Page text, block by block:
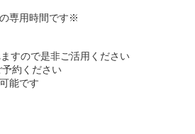
専用時間です※
すので是非ご活用ください
予約ください
能です